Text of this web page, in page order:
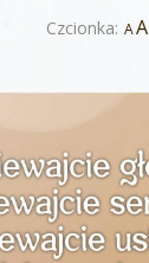
Czcionka: AA